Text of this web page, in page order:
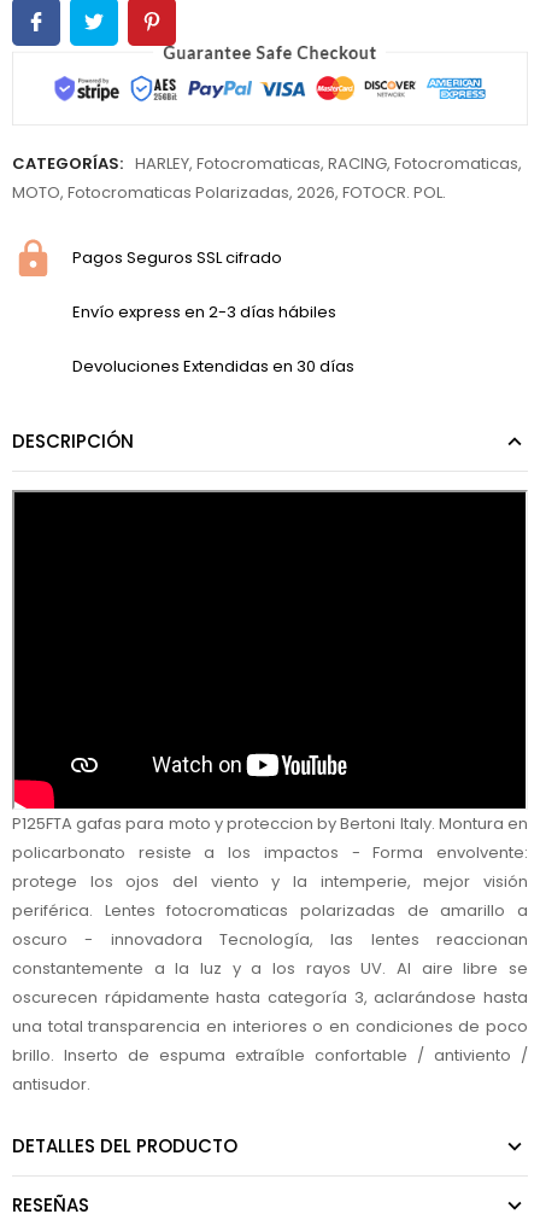
CATEGORÍAS: HARLEY, Fotocromaticas, RACING, Fotocromaticas,
MOTO, Fotocromaticas Polarizadas, 2026, FOTOCR. POL.
Pagos Seguros SSL cifrado
Envío express en 2-3 días hábiles
Devoluciones Extendidas en 30 días
DESCRIPCIÓN
P125FTA gafas para moto y proteccion by Bertoni Italy. Montura en
policarbonato resiste a los impactos - Forma envolvente:
protege los ojos del viento y la intemperie, mejor visión
periférica. Lentes fotocromaticas polarizadas de amarillo a
oscuro - innovadora Tecnología, las lentes reaccionan
constantemente a la luz y a los rayos UV. Al aire libre se
oscurecen rápidamente hasta categoría 3, aclarándose hasta
una total transparencia en interiores o en condiciones de poco
brillo. Inserto de espuma extraíble confortable / antiviento /
antisudor.
DETALLES DEL PRODUCTO
RESEÑAS